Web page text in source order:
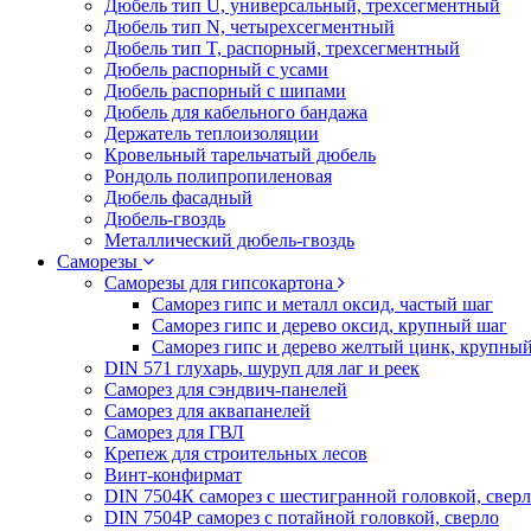
Дюбель тип U, универсальный, трехсегментный
Дюбель тип N, четырехсегментный
Дюбель тип T, распорный, трехсегментный
Дюбель распорный с усами
Дюбель распорный с шипами
Дюбель для кабельного бандажа
Держатель теплоизоляции
Кровельный тарельчатый дюбель
Рондоль полипропиленовая
Дюбель фасадный
Дюбель-гвоздь
Металлический дюбель-гвоздь
Саморезы
Саморезы для гипсокартона
Саморез гипс и металл оксид, частый шаг
Саморез гипс и дерево оксид, крупный шаг
Саморез гипс и дерево желтый цинк,
DIN 571 глухарь, шуруп для лаг и реек
Саморез для сэндвич-панелей
Саморез для аквапанелей
Саморез для ГВЛ
Крепеж для строительных лесов
Винт-конфирмат
DIN 7504К саморез с шестигранной головкой,
DIN 7504Р саморез с потайной головкой, сверло